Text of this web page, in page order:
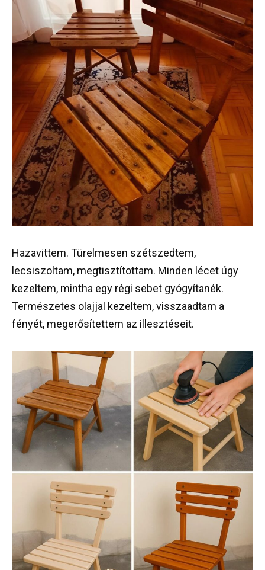
Hazavittem. Türelmesen szétszedtem,
lecsiszoltam, megtisztítottam. Minden lécet úgy
kezeltem, mintha egy régi sebet gyógyítanék.
Természetes olajjal kezeltem, visszaadtam a
fényét, megerősítettem az illesztéseit.